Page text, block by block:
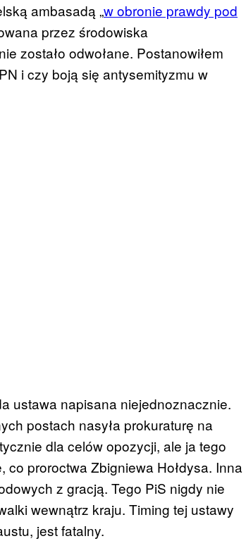
ambasadą „w obronie prawdy pod
przez środowiska
zostało odwołane. Postanowiłem
i czy boją się antysemityzmu w
ustawa napisana niejednoznacznie.
postach nasyła prokuraturę na
dla celów opozycji, ale ja tego
proroctwa Zbigniewa Hołdysa. Inna
z gracją. Tego PiS nigdy nie
wewnątrz kraju. Timing tej ustawy
jest fatalny.